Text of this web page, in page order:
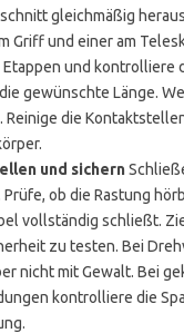
gleichmäßig
Griff und einer am
Etappen und kontrolliere
gewünschte Länge.
Reinige die
und sichern
Prüfe, ob die Rastung
vollständig schließt.
zu testen. Bei
nicht mit Gewalt. Bei
kontrolliere die